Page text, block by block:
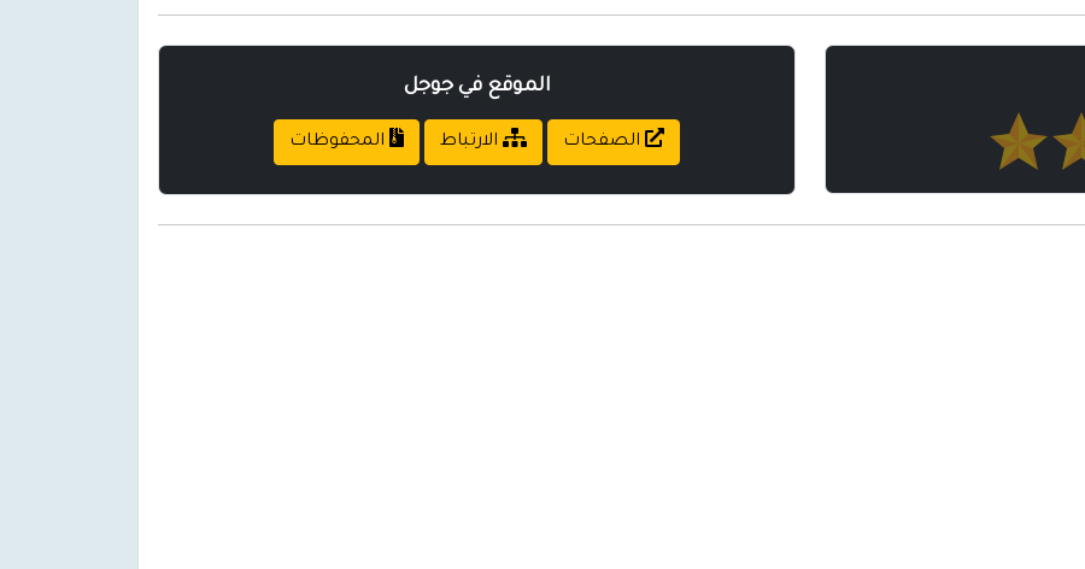
الموقع في جوجل
الصفحات الارتباط المحفوظات